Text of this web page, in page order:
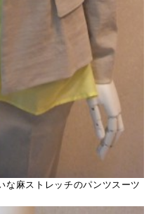
な麻ストレッチのパンツスーツ